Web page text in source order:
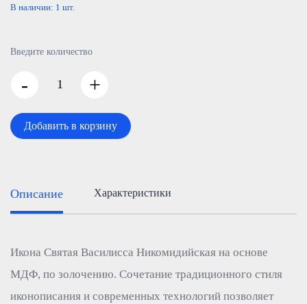
В наличии: 1 шт.
Введите количество
- +
Добавить в корзину
Описание Характеристики
Икона Святая Василисса Никомидийская на основе
МДФ, по золочению. Сочетание традиционного стиля
иконописания и современных технологий позволяет